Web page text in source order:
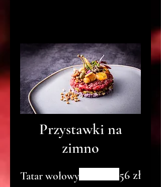
Przystawki na
zimno
Tatar wołowy 56 zł